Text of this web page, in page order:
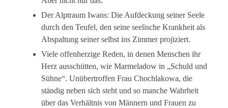
Der Alptraum Iwans: Die Aufdeckung seiner Seele
durch den Teufel, den seine seelische Krankheit als
Abspaltung seiner selbst ins Zimmer projiziert.
Viele offenherzige Reden, in denen Menschen ihr
Herz ausschütten, wie Marmeladow in „Schuld und
Sühne“. Unübertroffen Frau Chochlakowa, die
ständig neben sich steht und so manche Wahrheit
über das Verhältnis von Männern und Frauen zu